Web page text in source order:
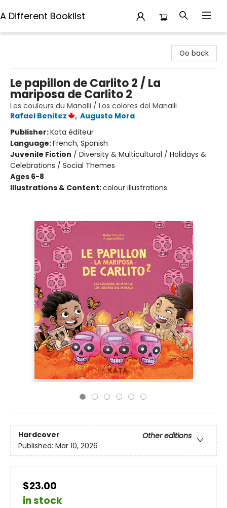
A Different Booklist
Go back
Le papillon de Carlito 2 / La
mariposa de Carlito 2
Les couleurs du Manalli / Los colores del Manalli
Rafael Benitez
, Augusto Mora
Publisher:Kata éditeur
Language:French, Spanish
Juvenile Fiction / Diversity & Multicultural / Holidays &
Celebrations / Social Themes
Ages 6-8
Illustrations & Content:colour illustrations
Hardcover
Other editions
Published: Mar 10, 2026
$23.00
in stock